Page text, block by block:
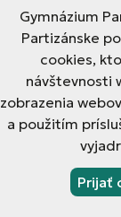
Gymnázium
Partizánske
cookies,
návštevnosti
zobrazenia
a použitím
Prijať